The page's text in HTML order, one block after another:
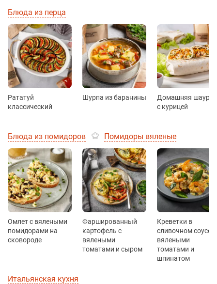
Блюда из перца
Рататуй
классический
Шурпа из баранины
Домашняя
с курицей
Блюда из помидоров Помидоры вяленые
Омлет с вялеными
помидорами на
сковороде
Фаршированный
картофель с
вялеными
томатами и сыром
Креветки в
сливочном соусе с
вялеными
томатами и
шпинатом
Итальянская кухня